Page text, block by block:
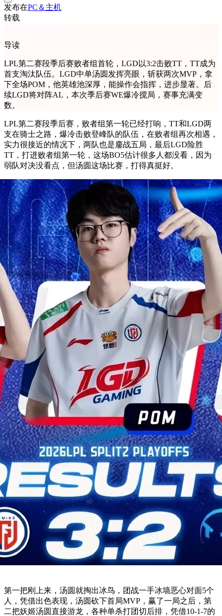
发布在PC＆主机
转载
导读
LPL第二赛段季后赛败者组首轮，LGD以3:2击败TT，TT成为
首支淘汰队伍。LGD中单汤圆发挥亮眼，斩获两次MVP，拿
下全场POM，他英雄池深厚，能操作会指挥，进步显著。后
续LGD将对阵AL，本次季后赛WE爆冷搅局，赛事充满变
数。
LPL第二赛段季后赛，败者组第一轮已经打响，TT和LGD两
支在骑士之路，爆冷击败登峰队的队伍，在败者组再次相遇，
实力很接近的情况下，两队也是鏖战五局，最后LGD险胜
TT，打进败者组第一轮，这场BO5估计很多人都没看，因为
弱队对决没看点，但汤圆这场比赛，打得真挺好。
第一把刚上来，汤圆就掏出冰鸟，团战一手冰墙恶心对面5个
人，凭借出色表现，汤圆砍下首局MVP，赢了一局之后，第
二把妖姬汤圆直接游龙，各种单杀打团切后排，凭借10-1-7的